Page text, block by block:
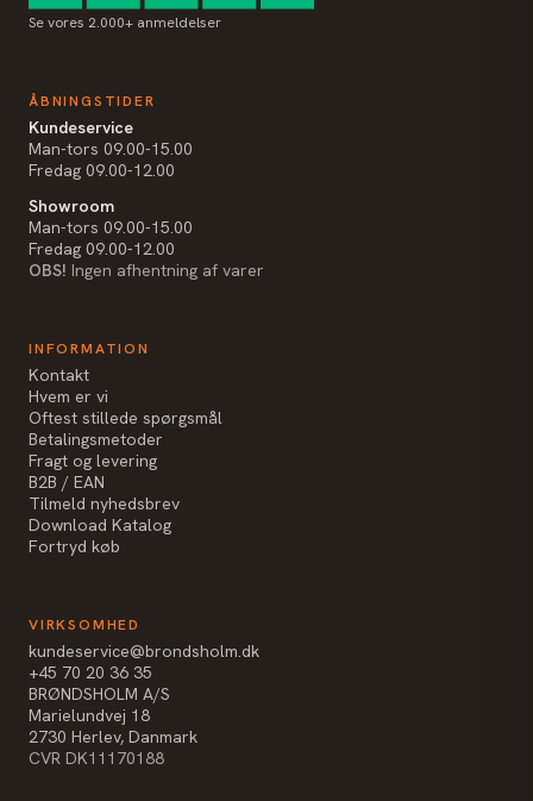
Se vores 2.000+ anmeldelser
ÅBNINGSTIDER
Kundeservice
Man-tors 09.00-15.00
Fredag 09.00-12.00
Showroom
Man-tors 09.00-15.00
Fredag 09.00-12.00
OBS! Ingen afhentning af varer
INFORMATION
Kontakt
Hvem er vi
Oftest stillede spørgsmål
Betalingsmetoder
Fragt og levering
B2B / EAN
Tilmeld nyhedsbrev
Download Katalog
Fortryd køb
VIRKSOMHED
kundeservice@brondsholm.dk
+45 70 20 36 35
BRØNDSHOLM A/S
Marielundvej 18
2730 Herlev, Danmark
CVR DK11170188